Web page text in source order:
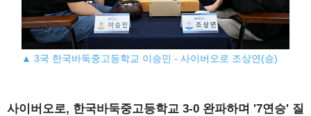
▲ 3국 한국바둑중고등학교 이승민 - 사이버오로 조상연(승)
사이버오로, 한국바둑중고등학교 3-0 완파하며 '7연승' 질